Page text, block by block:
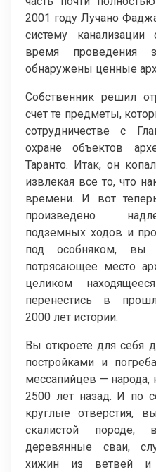
2001 году Лучано
систему
время проведения
обнаружены ценные
Собственник решил
счет те предметы,
сотрудничестве с
охране объектов
Таранто. Итак, он
извлекая все то, что
времени. И вот
произведено
подземных ходов и
под особняком, вы
потрясающее место
целиком
перенестись в
2000 лет истории.
Вы откроете для себя
постройками и
мессапийцев —
2500 лет назад. И по
круглые отверстия,
скалистой породе,
деревянные сваи,
хижин из ветвей